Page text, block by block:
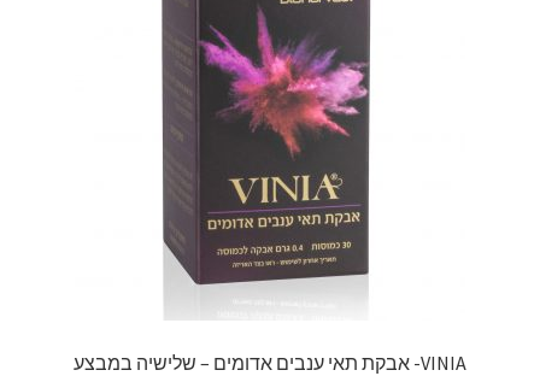
VINIA- אבקת תאי ענבים אדומים – שלישיה במבצע